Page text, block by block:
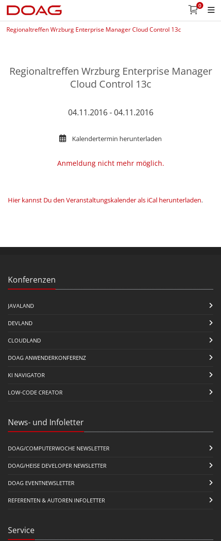
0
Regionaltreffen Wrzburg Enterprise Manager Cloud Control 13c
Regionaltreffen Wrzburg Enterprise Manager
Cloud Control 13c
04.11.2016 - 04.11.2016
Kalendertermin herunterladen
Anmeldung nicht mehr möglich.
Hier kannst Du den Veranstaltungskalender als iCal herunterladen.
Konferenzen
JAVALAND
DEVLAND
CLOUDLAND
DOAG ANWENDERKONFERENZ
KI NAVIGATOR
LOW-CODE CREATOR
News- und Infoletter
DOAG/COMPUTERWOCHE NEWSLETTER
DOAG/HEISE DEVELOPER NEWSLETTER
DOAG EVENTNEWSLETTER
REFERENTEN & AUTOREN INFOLETTER
Service